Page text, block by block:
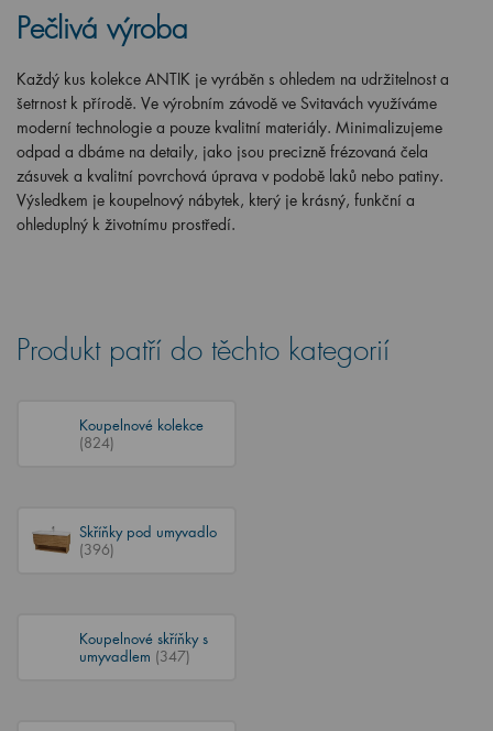
Pečlivá výroba
Každý kus kolekce ANTIK je vyráběn s ohledem na udržitelnost a
šetrnost k přírodě. Ve výrobním závodě ve Svitavách využíváme
moderní technologie a pouze kvalitní materiály. Minimalizujeme
odpad a dbáme na detaily, jako jsou precizně frézovaná čela
zásuvek a kvalitní povrchová úprava v podobě laků nebo patiny.
Výsledkem je koupelnový nábytek, který je krásný, funkční a
ohleduplný k životnímu prostředí.
Produkt patří do těchto kategorií
Koupelnové kolekce
(824)
Skříňky pod umyvadlo
(396)
Koupelnové skříňky s
umyvadlem (347)